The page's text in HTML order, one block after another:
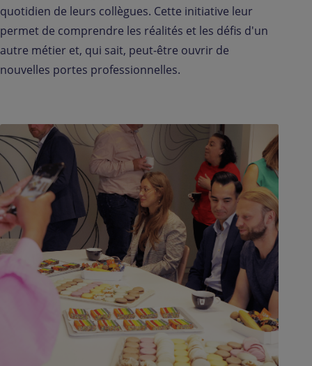
quotidien de leurs collègues. Cette initiative leur
permet de comprendre les réalités et les défis d'un
autre métier et, qui sait, peut-être ouvrir de
nouvelles portes professionnelles.